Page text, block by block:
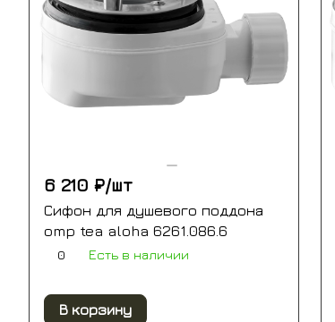
6 210 ₽/шт
Сифон для душевого поддона
omp tea aloha 6261.086.6
0 Есть в наличии
В корзину